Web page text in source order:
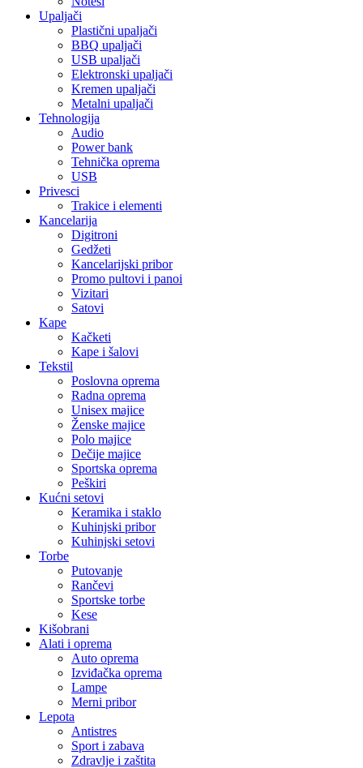
Upaljači
Plastični upaljači
BBQ upaljači
USB upaljači
Elektronski upaljači
Kremen upaljači
Metalni upaljači
Tehnologija
Audio
Power bank
Tehnička oprema
USB
Privesci
Trakice i elementi
Kancelarija
Digitroni
Gedžeti
Kancelarijski pribor
Promo pultovi i panoi
Vizitari
Satovi
Kape
Kačketi
Kape i šalovi
Tekstil
Poslovna oprema
Radna oprema
Unisex majice
Ženske majice
Polo majice
Dečije majice
Sportska oprema
Peškiri
Kućni setovi
Keramika i staklo
Kuhinjski pribor
Kuhinjski setovi
Torbe
Putovanje
Rančevi
Sportske torbe
Kese
Kišobrani
Alati i oprema
Auto oprema
Izviđačka oprema
Lampe
Merni pribor
Lepota
Antistres
Sport i zabava
Zdravlje i zaštita